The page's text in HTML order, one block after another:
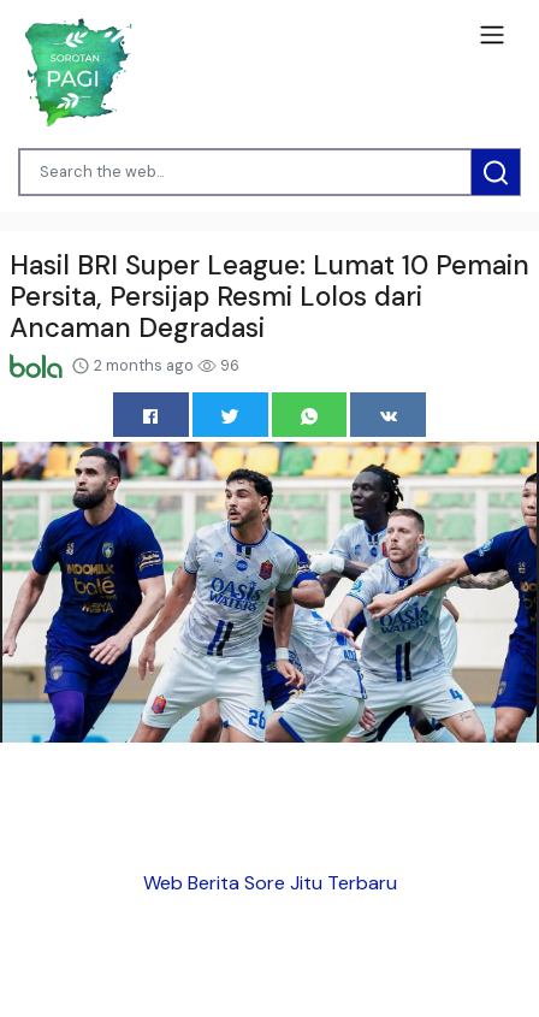
Hasil BRI Super League: Lumat 10 Pemain
Persita, Persijap Resmi Lolos dari
Ancaman Degradasi
2 months ago 96
Web Berita Sore Jitu Terbaru